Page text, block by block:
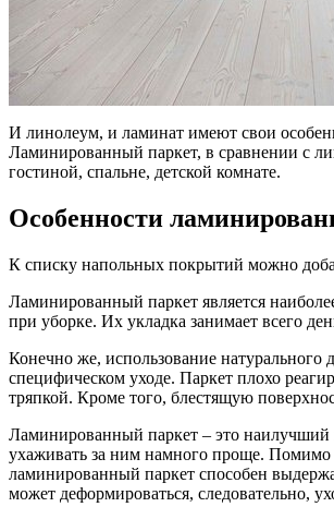
И линолеум, и ламинат имеют свои
Ламинированный паркет, в сравнении с
гостиной, спальне, детской комнате.
Особенности
К списку напольных покрытий можно
Ламинированный паркет является
при уборке. Их укладка занимает всего
Конечно же, использование
специфическом уходе. Паркет плохо
тряпкой. Кроме того, блестящую
Ламинированный паркет – это наилучший
ухаживать за ним намного проще. Помимо
ламинированный паркет способен
может деформироваться, следовательно,